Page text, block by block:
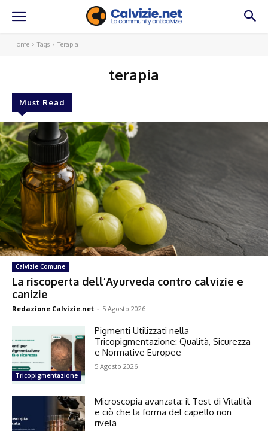
Home Tags Terapia
terapia
Must Read
Calvizie Comune
La riscoperta dell’Ayurveda contro calvizie e
canizie
Redazione Calvizie.net - 5 Agosto 2026
Tricopigmentazione
Pigmenti Utilizzati nella
Tricopigmentazione: Qualità, Sicurezza
e Normative Europee
5 Agosto 2026
Microscopia avanzata: il Test di Vitalità
e ciò che la forma del capello non
rivela